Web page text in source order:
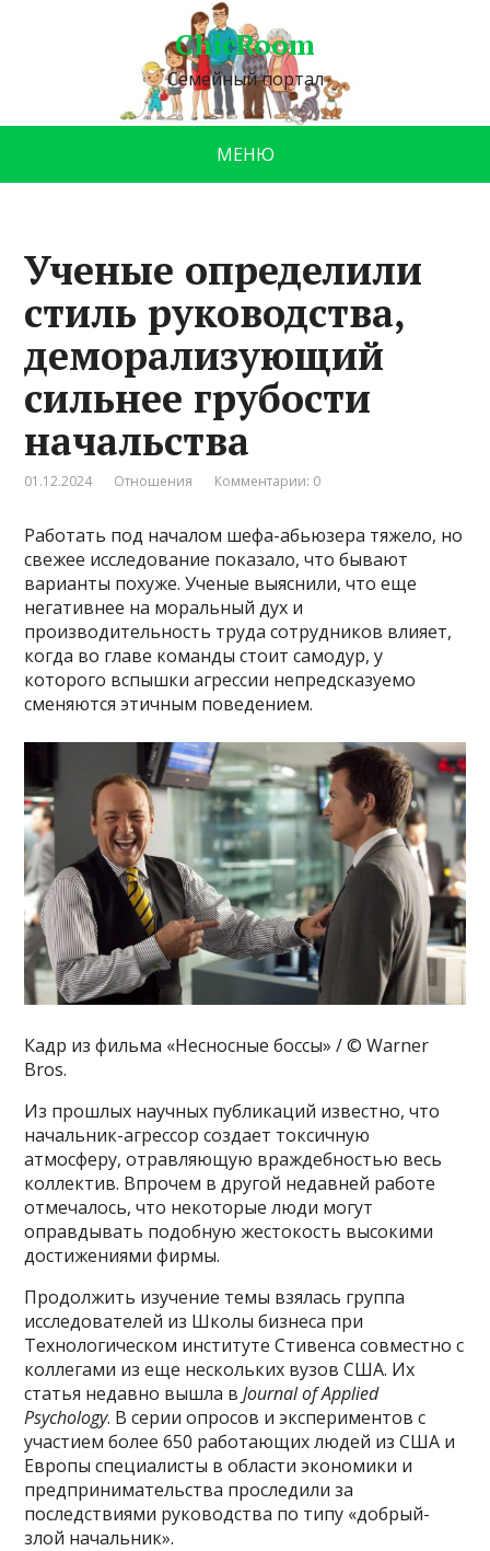
ChicRoom
Семейный портал
МЕНЮ
Ученые определили
стиль руководства,
деморализующий
сильнее грубости
начальства
01.12.2024 Отношения Комментарии: 0
Работать под началом шефа-абьюзера тяжело, но
свежее исследование показало, что бывают
варианты похуже. Ученые выяснили, что еще
негативнее на моральный дух и
производительность труда сотрудников влияет,
когда во главе команды стоит самодур, у
которого вспышки агрессии непредсказуемо
сменяются этичным поведением.
Кадр из фильма «Несносные боссы» / © Warner
Bros.
Из прошлых научных публикаций известно, что
начальник-агрессор создает токсичную
атмосферу, отравляющую враждебностью весь
коллектив. Впрочем в другой недавней работе
отмечалось, что некоторые люди могут
оправдывать подобную жестокость высокими
достижениями фирмы.
Продолжить изучение темы взялась группа
исследователей из Школы бизнеса при
Технологическом институте Стивенса совместно с
коллегами из еще нескольких вузов США. Их
статья недавно вышла вJournal of Applied
Psychology. В серии опросов и экспериментов с
участием более 650 работающих людей из США и
Европы специалисты в области экономики и
предпринимательства проследили за
последствиями руководства по типу «добрый-
злой начальник».